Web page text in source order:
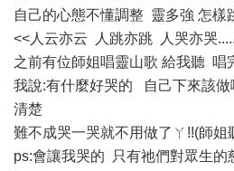
自己的心態不懂調整 靈多強 怎樣
<<人云亦云 人跳亦跳 人哭亦哭
之前有位師姐唱靈山歌 給我聽 唱
我說:有什麼好哭的 自己下來該做
清楚
難不成哭一哭就不用做了ㄚ!!(師姐
ps:會讓我哭的 只有祂們對眾生的